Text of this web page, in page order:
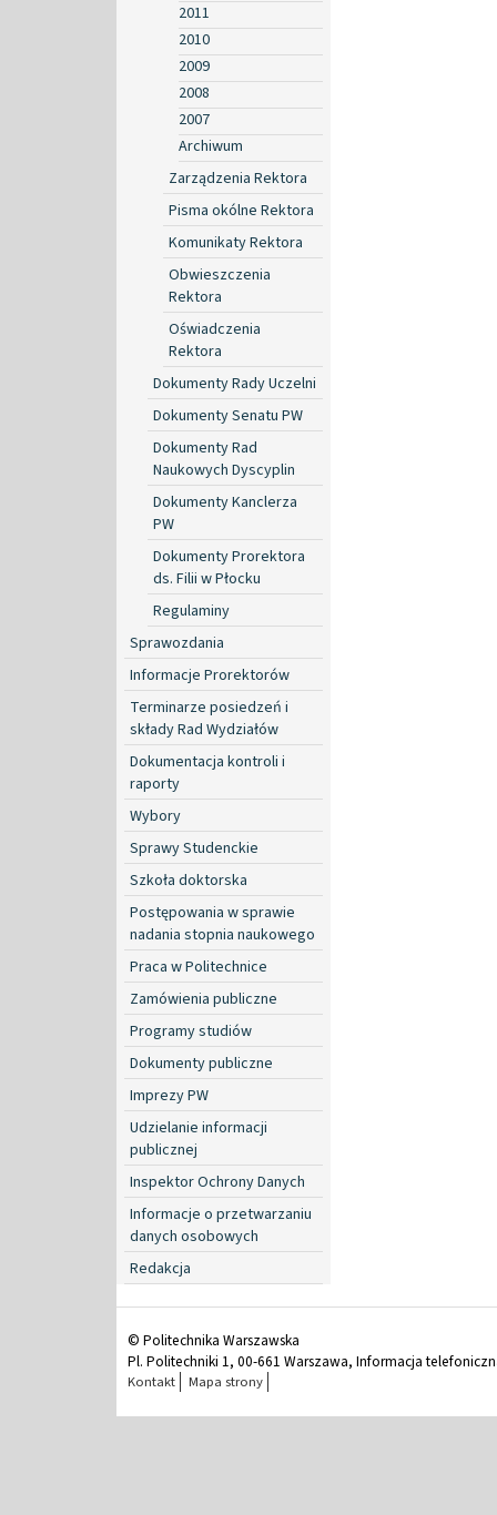
2011
2010
2009
2008
2007
Archiwum
Zarządzenia Rektora
Pisma okólne Rektora
Komunikaty Rektora
Obwieszczenia
Rektora
Oświadczenia
Rektora
Dokumenty Rady Uczelni
Dokumenty Senatu PW
Dokumenty Rad
Naukowych Dyscyplin
Dokumenty Kanclerza
PW
Dokumenty Prorektora
ds. Filii w Płocku
Regulaminy
Sprawozdania
Informacje Prorektorów
Terminarze posiedzeń i
składy Rad Wydziałów
Dokumentacja kontroli i
raporty
Wybory
Sprawy Studenckie
Szkoła doktorska
Postępowania w sprawie
nadania stopnia naukowego
Praca w Politechnice
Zamówienia publiczne
Programy studiów
Dokumenty publiczne
Imprezy PW
Udzielanie informacji
publicznej
Inspektor Ochrony Danych
Informacje o przetwarzaniu
danych osobowych
Redakcja
© Politechnika Warszawska
Pl. Politechniki 1, 00-661 Warszawa, Informacja
Kontakt Mapa strony